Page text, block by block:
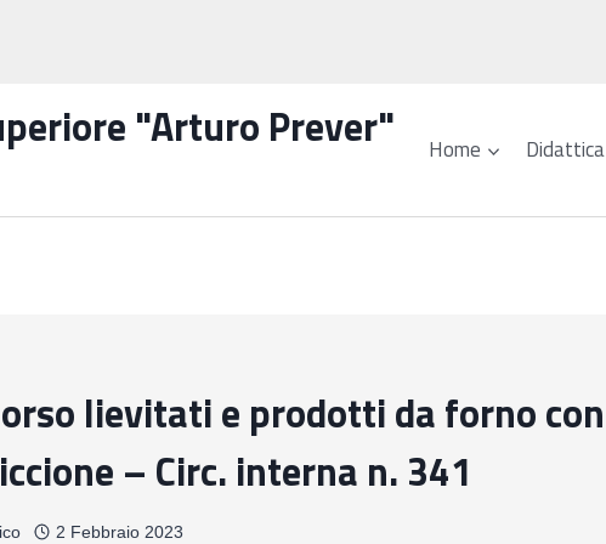
"Arturo Prever" Home Didattica
lievitati e prodotti da forno con
– Circ. interna n. 341
2 Febbraio 2023